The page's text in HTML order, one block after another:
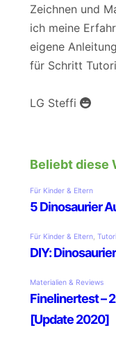
Zeichnen und
ich meine
eigene
für Schritt
LG Steffi
Beliebt diese